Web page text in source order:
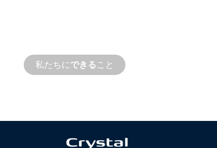
私たちにできること